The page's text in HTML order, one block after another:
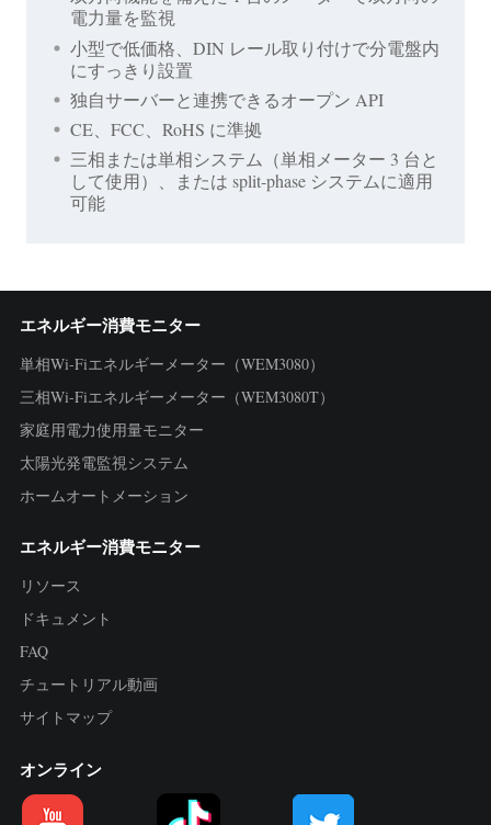
電力量を監視
小型で低価格、DIN レール取り付けで分電盤内
にすっきり設置
独自サーバーと連携できるオープン API
CE、FCC、RoHS に準拠
三相または単相システム（単相メーター 3 台と
して使用）、または split-phase システムに適用
可能
エネルギー消費モニター
単相Wi-Fiエネルギーメーター（WEM3080）
三相Wi-Fiエネルギーメーター（WEM3080T）
家庭用電力使用量モニター
太陽光発電監視システム
ホームオートメーション
エネルギー消費モニター
リソース
ドキュメント
FAQ
チュートリアル動画
サイトマップ
オンライン